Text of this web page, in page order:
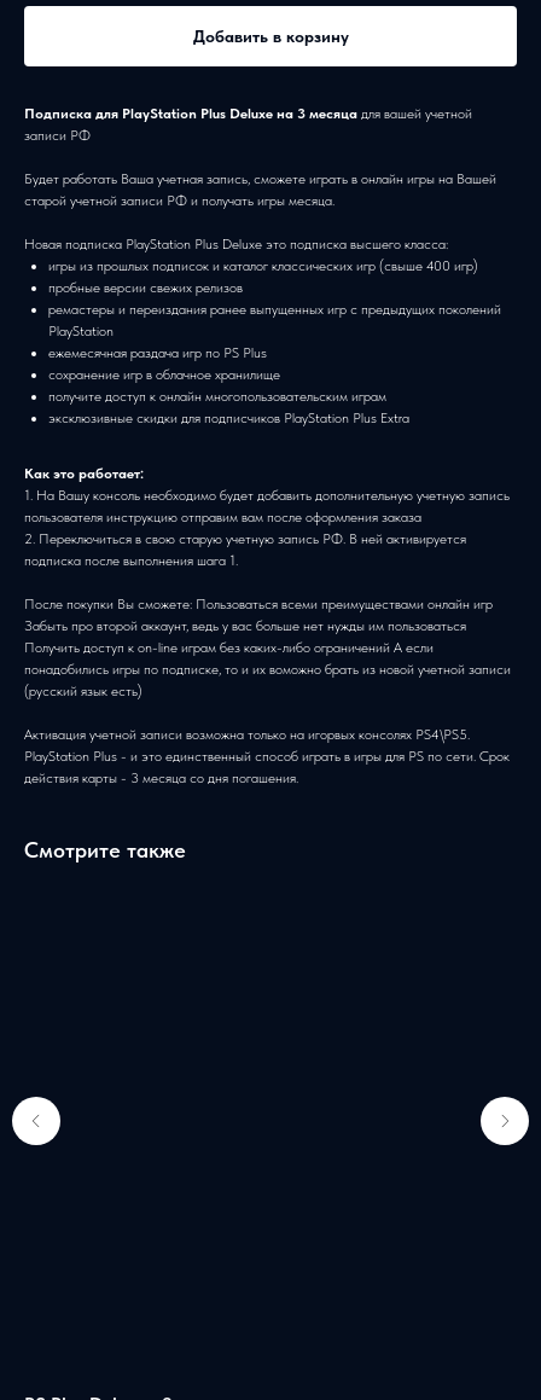
Добавить в корзину
Подписка для PlayStation Plus Deluxe на 3 месяца для вашей учетной
записи РФ
Будет работать Ваша учетная запись, сможете играть в онлайн игры на Вашей
старой учетной записи РФ и получать игры месяца.
Новая подписка PlayStation Plus Deluxe это подписка высшего класса:
игры из прошлых подписок и каталог классических игр (свыше 400 игр)
пробные версии свежих релизов
ремастеры и переиздания ранее выпущенных игр с предыдущих поколений
PlayStation
ежемесячная раздача игр по PS Plus
сохранение игр в облачное хранилище
получите доступ к онлайн многопользовательским играм
эксклюзивные скидки для подписчиков PlayStation Plus Extra
Как это работает:
1. На Вашу консоль необходимо будет добавить дополнительную учетную запись
пользователя инструкцию отправим вам после оформления заказа
2. Переключиться в свою старую учетную запись РФ. В ней активируется
подписка после выполнения шага 1.
После покупки Вы сможете: Пользоваться всеми преимуществами онлайн игр
Забыть про второй аккаунт, ведь у вас больше нет нужды им пользоваться
Получить доступ к on-line играм без каких-либо ограничений А если
понадобились игры по подписке, то и их воможно брать из новой учетной записи
(русский язык есть)
Активация учетной записи возможна только на игорвых консолях PS4\PS5.
PlayStation Plus - и это единственный способ играть в игры для PS по сети. Срок
действия карты - 3 месяца со дня погашения.
Смотрите также